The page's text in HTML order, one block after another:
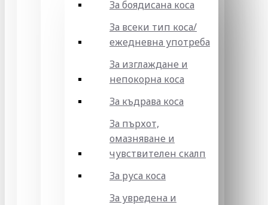
За боядисана коса
За всеки тип коса/
ежедневна употреба
За изглаждане и
непокорна коса
За къдрава коса
За пърхот,
омазняване и
чувствителен скалп
За руса коса
За увредена и